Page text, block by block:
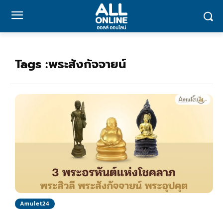
Tags :พระสังกัจจายน์
Amulet24